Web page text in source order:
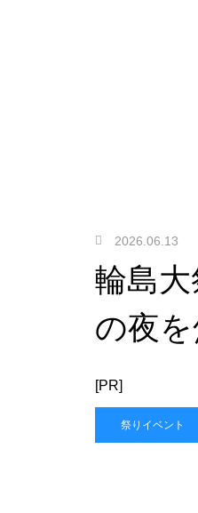
2026.06.13
輪島
の夜
[PR]
祭りイベント